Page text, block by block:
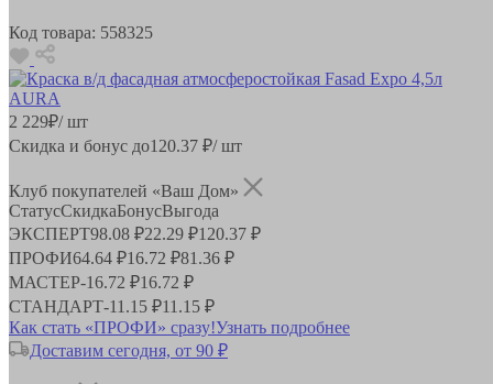
Код товара: 558325
2 229₽/ шт
Скидка и бонус до120.37 ₽/ шт
Клуб покупателей «Ваш Дом»
СтатусСкидкаБонусВыгода
ЭКСПЕРТ98.08 ₽22.29 ₽120.37 ₽
ПРОФИ64.64 ₽16.72 ₽81.36 ₽
МАСТЕР-16.72 ₽16.72 ₽
СТАНДАРТ-11.15 ₽11.15 ₽
Как стать «ПРОФИ» сразу!Узнать подробнее
Доставим сегодня, от 90 ₽